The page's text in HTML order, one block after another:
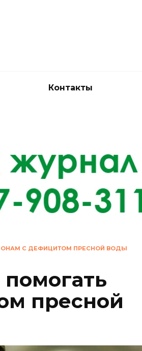
Контакты
С ДЕФИЦИТОМ ПРЕСНОЙ ВОДЫ
пресной